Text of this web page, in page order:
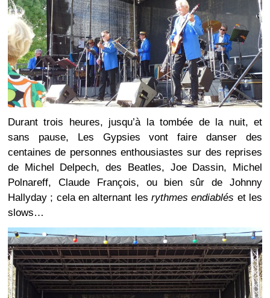
Durant trois heures, jusqu’à la tombée de la nuit, et
sans pause, Les Gypsies vont faire danser des
centaines de personnes enthousiastes sur des reprises
de Michel Delpech, des Beatles, Joe Dassin, Michel
Polnareff, Claude François, ou bien sûr de Johnny
Hallyday ; cela en alternant lesrythmes endiablés et les
slows…